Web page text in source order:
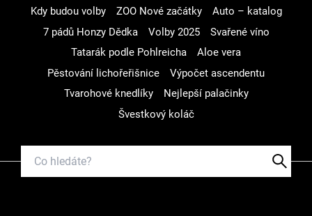
Kdy budou volby
ZOO Nové začátky
Auto – katalog
7 pádů Honzy Dědka
Volby 2025
Svařené víno
Tatarák podle Pohlreicha
Aloe vera
Pěstování lichořeřišnice
Výpočet ascendentu
Tvarohové knedlíky
Nejlepší palačinky
Švestkový koláč